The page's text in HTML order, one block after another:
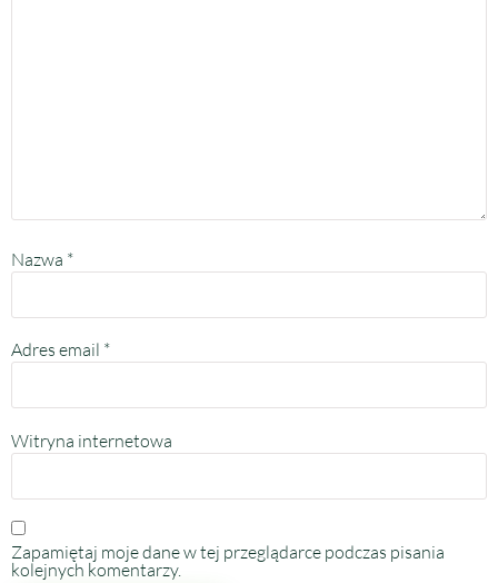
Nazwa *
Adres email *
Witryna internetowa
Zapamiętaj moje dane w tej przeglądarce podczas pisania
kolejnych komentarzy.